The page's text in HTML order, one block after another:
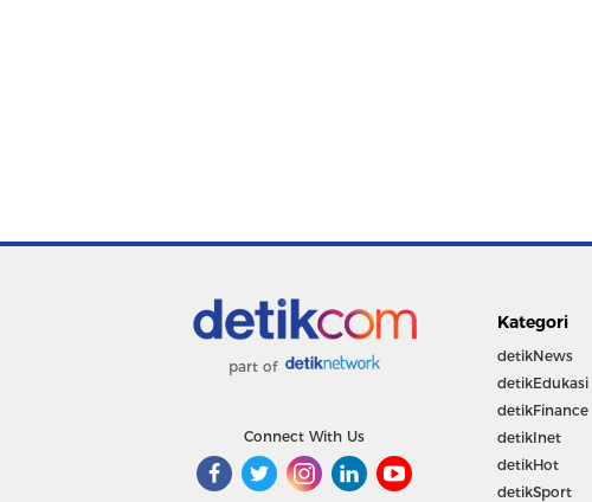
part of
Connect With Us
Kategori
detikNews
detikEdukasi
detikFinance
detikInet
detikHot
detikSport